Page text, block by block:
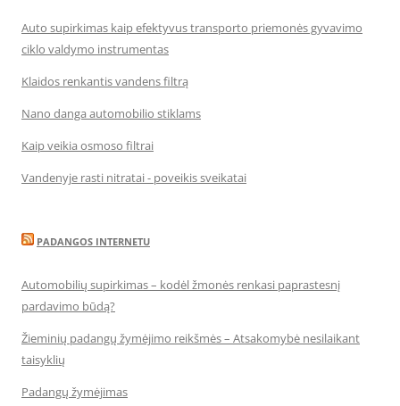
Auto supirkimas kaip efektyvus transporto priemonės gyvavimo
ciklo valdymo instrumentas
Klaidos renkantis vandens filtrą
Nano danga automobilio stiklams
Kaip veikia osmoso filtrai
Vandenyje rasti nitratai - poveikis sveikatai
PADANGOS INTERNETU
Automobilių supirkimas – kodėl žmonės renkasi paprastesnį
pardavimo būdą?
Žieminių padangų žymėjimo reikšmės – Atsakomybė nesilaikant
taisyklių
Padangų žymėjimas